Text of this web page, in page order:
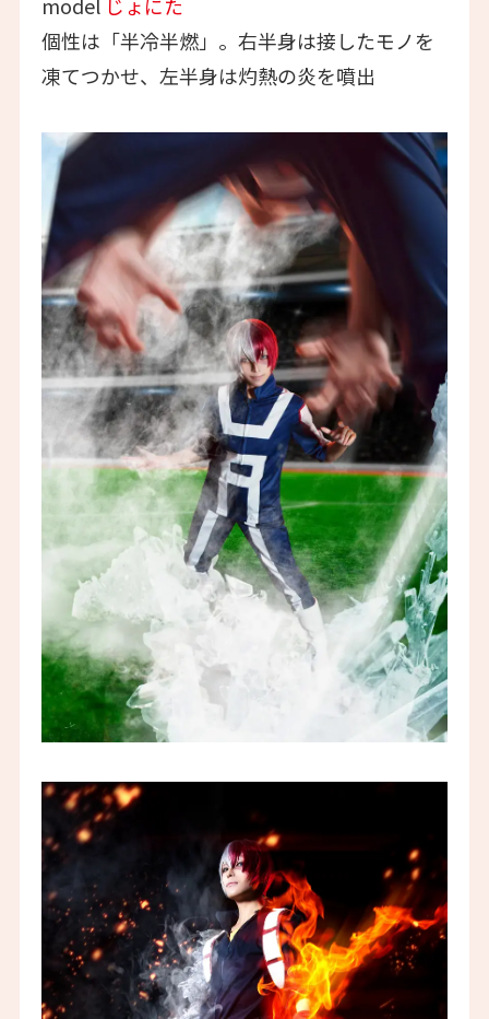
model じょにた
個性は「半冷半燃」。右半身は接したモノを
凍てつかせ、左半身は灼熱の炎を噴出